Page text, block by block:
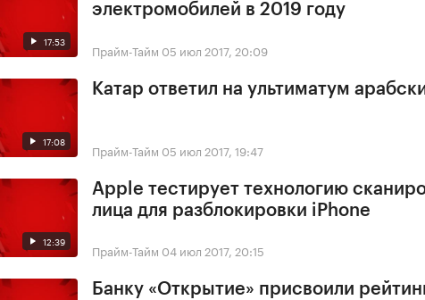
17:53
электромобилей в 2019 году
Прайм-Тайм 05 июл 2017, 20:09
17:08
Катар ответил на ультиматум
Прайм-Тайм 05 июл 2017, 19:47
12:39
Apple тестирует технологию
лица для разблокировки iPhone
Прайм-Тайм 04 июл 2017, 20:15
Банку «Открытие» присвоили